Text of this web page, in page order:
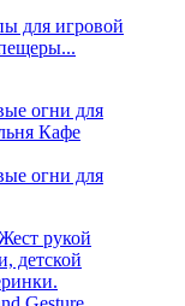
для игровой
огни для